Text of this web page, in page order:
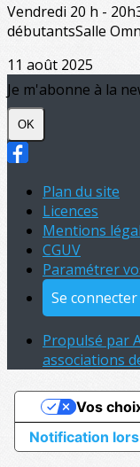
Vendredi 20 h -
débutantsSalle
11 août 2025
Je m'abonne à la
OK
Plan du site
Licences
Mentions
CGUV
Paramétrer
Se connecter
Propulsé par
associations
Notification
Vos